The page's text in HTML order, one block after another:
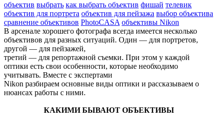
объектив выбрать как выбрать объектив фишай телевик
объектив для портрета объектив для пейзажа выбор объектива
сравнение объективов PhotoCASA объективы Nikon
В арсенале хорошего фотографа всегда имеется несколько
объективов для разных ситуаций. Один — для портретов,
другой — для пейзажей,
третий — для репортажной съемки. При этом у каждой
оптики есть свои особенности, которые необходимо
учитывать. Вместе с экспертами
Nikon разбираем основные виды оптики и рассказываем о
нюансах работы с ними.
КАКИМИ БЫВАЮТ ОБЪЕКТИВЫ